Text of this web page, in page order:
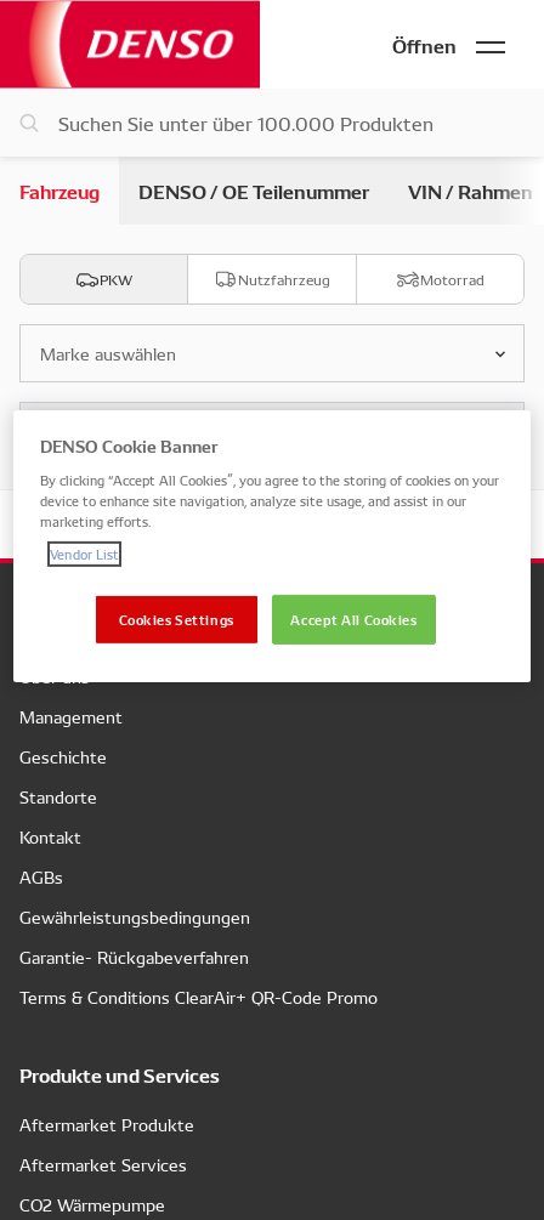
Öffnen
Fahrzeug DENSO / OE Teilenummer VIN / Rahmen
PKW Nutzfahrzeug Motorrad
Marke auswählen
Unternehmen
Über uns
Management
Geschichte
Standorte
Kontakt
AGBs
Gewährleistungsbedingungen
Garantie- Rückgabeverfahren
Terms & Conditions ClearAir+ QR-Code Promo
Produkte und Services
Aftermarket Produkte
Aftermarket Services
CO2 Wärmepumpe
DENSO Cookie Banner
By clicking “Accept All Cookies”, you agree to the storing of cookies on your
device to enhance site navigation, analyze site usage, and assist in our
marketing efforts.
Vendor List
Accept All Cookies
Cookies Settings